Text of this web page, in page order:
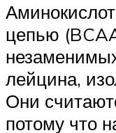
цепью
лейцина,
Они
потому что